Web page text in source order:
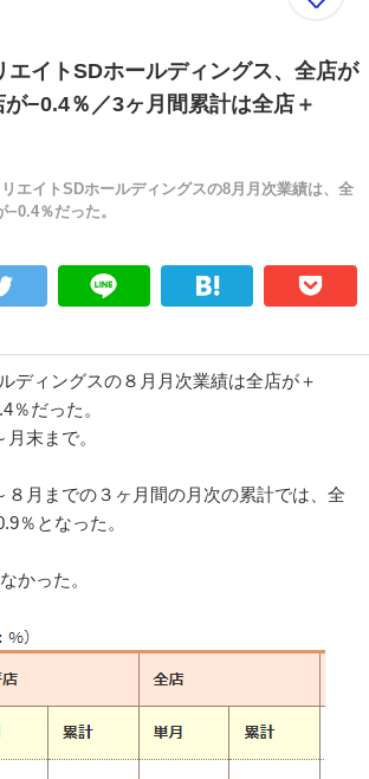
エイトSDホールディングス、全店が
が−0.4％／3ヶ月間累計は全店＋
リエイトSDホールディングスの8月月次業績は、全
％だった。
ディングスの８月月次業績は全店が＋
％だった。
末まで。
月までの３ヶ月間の月次の累計では、全
％となった。
かった。